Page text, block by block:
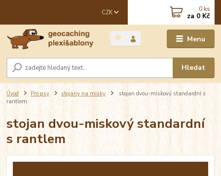
Menu
CZK
Hledat
0 ks
za 0 Kč
Úvod Pro psy stojany na misky
stojan dvou-miskový standardní s
rantlem
stojan dvou-miskový standardní
s rantlem